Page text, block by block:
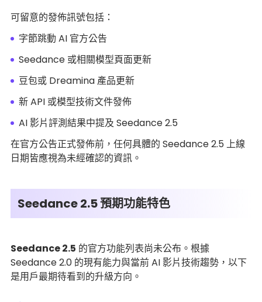
可留意的發佈訊號包括：
字節跳動 AI 官方公告
Seedance 或相關模型頁面更新
豆包或 Dreamina 產品更新
新 API 或模型技術文件發佈
AI 影片評測結果中提及 Seedance 2.5
在官方公告正式發佈前，任何具體的 Seedance 2.5 上線
日期皆應視為未經確認的資訊。
Seedance 2.5 預期功能特色
Seedance 2.5 的官方功能列表尚未公布。根據
Seedance 2.0 的現有能力與當前 AI 影片技術趨勢，以下
是用戶最期待看到的升級方向。